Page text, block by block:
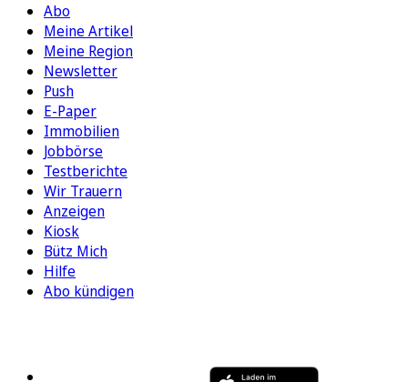
Abo
Meine Artikel
Meine Region
Newsletter
Push
E-Paper
Immobilien
Jobbörse
Testberichte
Wir Trauern
Anzeigen
Kiosk
Bütz Mich
Hilfe
Abo kündigen